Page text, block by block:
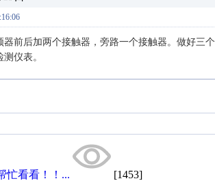
器前后加两个接触器，旁路一个接触器。做好
仪表。
忙看看！！... [1453]